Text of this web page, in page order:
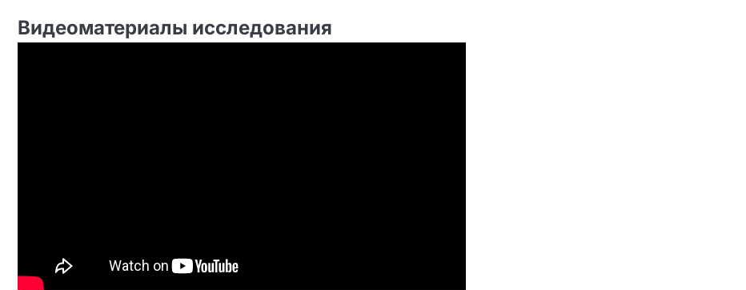
Видеоматериалы исследования